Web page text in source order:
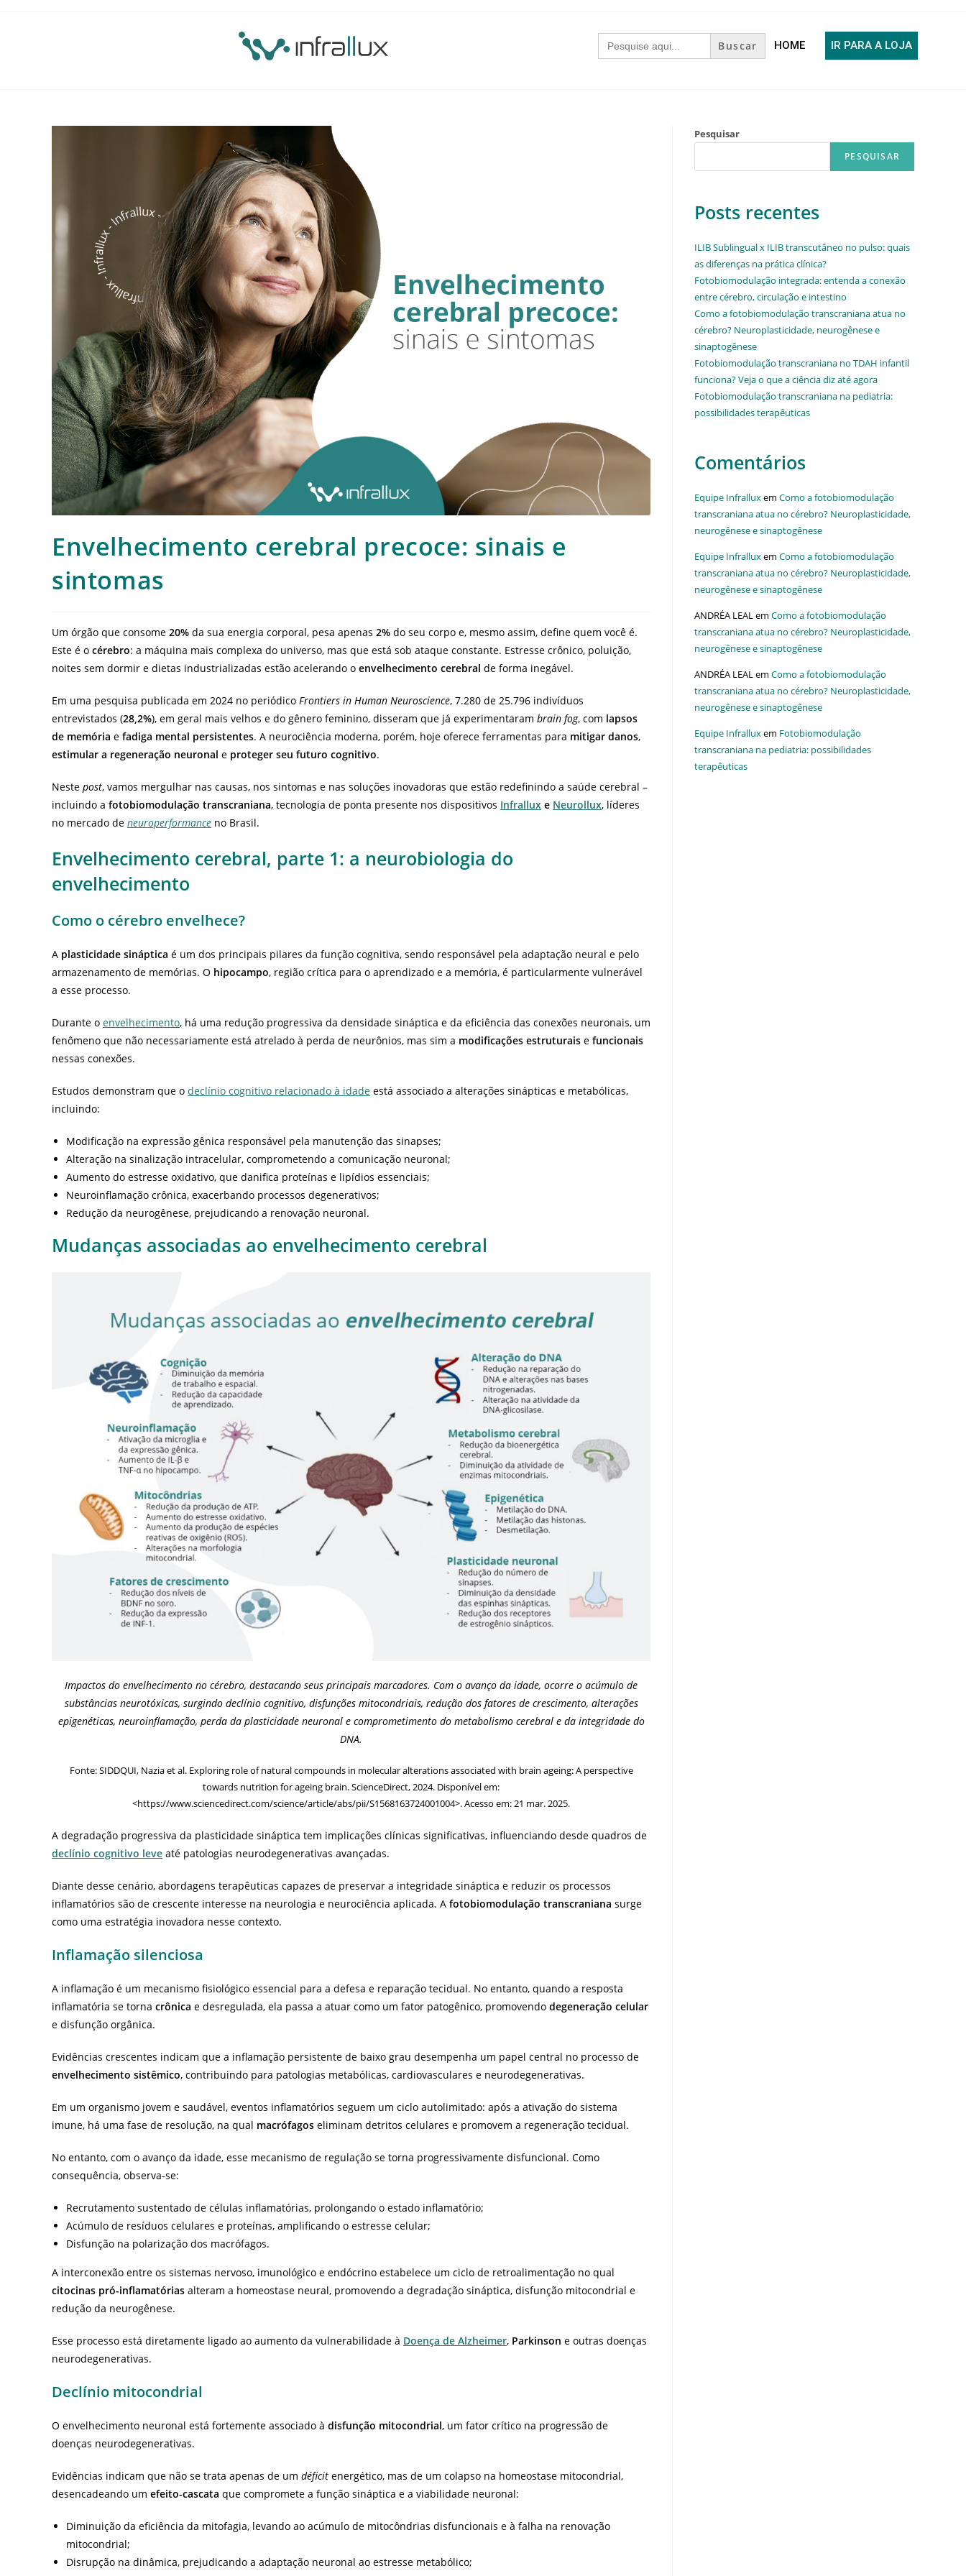
HOME IR PARA A LOJA
Search
for:
Envelhecimento cerebral precoce: sinais e
sintomas
Um órgão que consome 20% da sua energia corporal, pesa apenas 2% do seu corpo e, mesmo assim, define quem você é.
Este é o cérebro: a máquina mais complexa do universo, mas que está sob ataque constante. Estresse crônico, poluição,
noites sem dormir e dietas industrializadas estão acelerando o envelhecimento cerebral de forma inegável.
Em uma pesquisa publicada em 2024 no periódico Frontiers in Human Neuroscience, 7.280 de 25.796 indivíduos
entrevistados (28,2%), em geral mais velhos e do gênero feminino, disseram que já experimentaram brain fog, com lapsos
de memória e fadiga mental persistentes. A neurociência moderna, porém, hoje oferece ferramentas para mitigar danos,
estimular a regeneração neuronal e proteger seu futuro cognitivo.
Neste post, vamos mergulhar nas causas, nos sintomas e nas soluções inovadoras que estão redefinindo a saúde cerebral –
incluindo a fotobiomodulação transcraniana, tecnologia de ponta presente nos dispositivos Infrallux e Neurollux, líderes
no mercado de neuroperformance no Brasil.
Envelhecimento cerebral, parte 1: a neurobiologia do
envelhecimento
Como o cérebro envelhece?
A plasticidade sináptica é um dos principais pilares da função cognitiva, sendo responsável pela adaptação neural e pelo
armazenamento de memórias. O hipocampo, região crítica para o aprendizado e a memória, é particularmente vulnerável
a esse processo.
Durante o envelhecimento, há uma redução progressiva da densidade sináptica e da eficiência das conexões neuronais, um
fenômeno que não necessariamente está atrelado à perda de neurônios, mas sim a modificações estruturais e funcionais
nessas conexões.
Estudos demonstram que o declínio cognitivo relacionado à idade está associado a alterações sinápticas e metabólicas,
incluindo:
Modificação na expressão gênica responsável pela manutenção das sinapses;
Alteração na sinalização intracelular, comprometendo a comunicação neuronal;
Aumento do estresse oxidativo, que danifica proteínas e lipídios essenciais;
Neuroinflamação crônica, exacerbando processos degenerativos;
Redução da neurogênese, prejudicando a renovação neuronal.
Mudanças associadas ao envelhecimento cerebral
Impactos do envelhecimento no cérebro, destacando seus principais marcadores. Com o avanço da idade, ocorre o acúmulo de
substâncias neurotóxicas, surgindo declínio cognitivo, disfunções mitocondriais, redução dos fatores de crescimento, alterações
epigenéticas, neuroinflamação, perda da plasticidade neuronal e comprometimento do metabolismo cerebral e da integridade do
DNA.
Fonte: SIDDQUI, Nazia et al. Exploring role of natural compounds in molecular alterations associated with brain ageing: A perspective
towards nutrition for ageing brain. ScienceDirect, 2024. Disponível em:
<https://www.sciencedirect.com/science/article/abs/pii/S1568163724001004>. Acesso em: 21 mar. 2025.
A degradação progressiva da plasticidade sináptica tem implicações clínicas significativas, influenciando desde quadros de
declínio cognitivo leve até patologias neurodegenerativas avançadas.
Diante desse cenário, abordagens terapêuticas capazes de preservar a integridade sináptica e reduzir os processos
inflamatórios são de crescente interesse na neurologia e neurociência aplicada. A fotobiomodulação transcraniana surge
como uma estratégia inovadora nesse contexto.
Inflamação silenciosa
A inflamação é um mecanismo fisiológico essencial para a defesa e reparação tecidual. No entanto, quando a resposta
inflamatória se torna crônica e desregulada, ela passa a atuar como um fator patogênico, promovendo degeneração celular
e disfunção orgânica.
Evidências crescentes indicam que a inflamação persistente de baixo grau desempenha um papel central no processo de
envelhecimento sistêmico, contribuindo para patologias metabólicas, cardiovasculares e neurodegenerativas.
Em um organismo jovem e saudável, eventos inflamatórios seguem um ciclo autolimitado: após a ativação do sistema
imune, há uma fase de resolução, na qual macrófagos eliminam detritos celulares e promovem a regeneração tecidual.
No entanto, com o avanço da idade, esse mecanismo de regulação se torna progressivamente disfuncional. Como
consequência, observa-se:
Recrutamento sustentado de células inflamatórias, prolongando o estado inflamatório;
Acúmulo de resíduos celulares e proteínas, amplificando o estresse celular;
Disfunção na polarização dos macrófagos.
A interconexão entre os sistemas nervoso, imunológico e endócrino estabelece um ciclo de retroalimentação no qual
citocinas pró-inflamatórias alteram a homeostase neural, promovendo a degradação sináptica, disfunção mitocondrial e
redução da neurogênese.
Esse processo está diretamente ligado ao aumento da vulnerabilidade à Doença de Alzheimer, Parkinson e outras doenças
neurodegenerativas.
Declínio mitocondrial
O envelhecimento neuronal está fortemente associado à disfunção mitocondrial, um fator crítico na progressão de
doenças neurodegenerativas.
Evidências indicam que não se trata apenas de um déficit energético, mas de um colapso na homeostase mitocondrial,
desencadeando um efeito-cascata que compromete a função sináptica e a viabilidade neuronal:
Diminuição da eficiência da mitofagia, levando ao acúmulo de mitocôndrias disfuncionais e à falha na renovação
mitocondrial;
Disrupção na dinâmica, prejudicando a adaptação neuronal ao estresse metabólico;
Pesquisar
PESQUISAR
Posts recentes
ILIB Sublingual x ILIB transcutâneo no pulso: quais
as diferenças na prática clínica?
Fotobiomodulação integrada: entenda a conexão
entre cérebro, circulação e intestino
Como a fotobiomodulação transcraniana atua no
cérebro? Neuroplasticidade, neurogênese e
sinaptogênese
Fotobiomodulação transcraniana no TDAH infantil
funciona? Veja o que a ciência diz até agora
Fotobiomodulação transcraniana na pediatria:
possibilidades terapêuticas
Comentários
Equipe Infralluxem Como a fotobiomodulação
transcraniana atua no cérebro? Neuroplasticidade,
neurogênese e sinaptogênese
Equipe Infralluxem Como a fotobiomodulação
transcraniana atua no cérebro? Neuroplasticidade,
neurogênese e sinaptogênese
ANDRÉA LEALem Como a fotobiomodulação
transcraniana atua no cérebro? Neuroplasticidade,
neurogênese e sinaptogênese
ANDRÉA LEALem Como a fotobiomodulação
transcraniana atua no cérebro? Neuroplasticidade,
neurogênese e sinaptogênese
Equipe Infralluxem Fotobiomodulação
transcraniana na pediatria: possibilidades
terapêuticas